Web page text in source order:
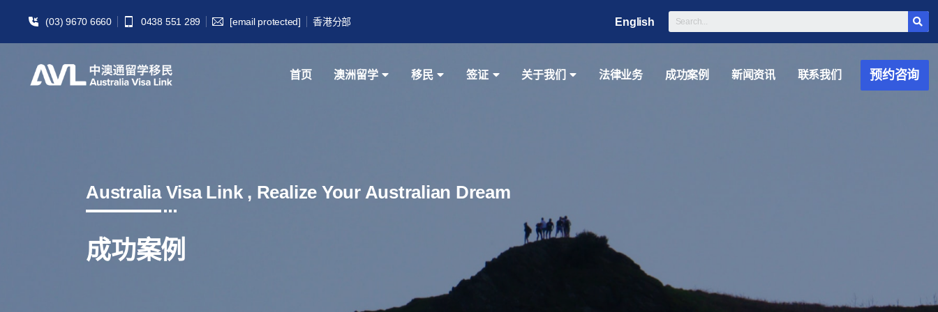
(03) 9670 6660 0438 551 289 [email protected] 香港分部 English
首页 澳洲留学 移民 签证 关于我们 法律业务 成功案例 新闻资讯 联系我们 预约咨询
Australia Visa Link , Realize Your Australian Dream
成功案例